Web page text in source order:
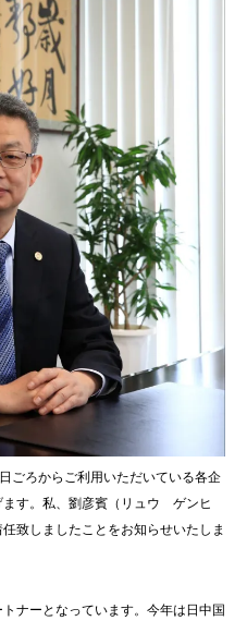
ごろからご利用いただいている各企
ます。私、劉彦賓（リュウ ゲンヒ
致しましたことをお知らせいたしま
ナーとなっています。今年は日中国